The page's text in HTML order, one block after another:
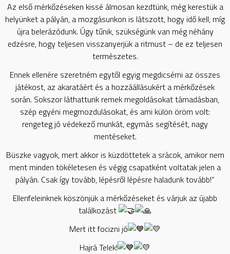
Az első mérkőzéseken kissé álmosan kezdtünk, még kerestük a
helyünket a pályán, a mozgásunkon is látszott, hogy idő kell, míg
újra belerázódunk. Úgy tűnik, szükségünk van még néhány
edzésre, hogy teljesen visszanyerjük a ritmust – de ez teljesen
természetes.
Ennek ellenére szeretném egytől egyig megdicsérni az összes
játékost, az akaratáért és a hozzáállásukért a mérkőzések
során. Sokszor láthattunk remek megoldásokat támadásban,
szép egyéni megmozdulásokat, és ami külön öröm volt:
rengeteg jó védekező munkát, egymás segítését, nagy
mentéseket.
Büszke vagyok, mert akkor is küzdöttetek a srácok, amikor nem
ment minden tökéletesen és végig csapatként voltatak jelen a
pályán. Csak így tovább, lépésről lépésre haladunk tovább!”
Ellenfeleinknek köszönjük a mérkőzéseket és várjuk az újabb
találkozást
Mert itt focizni jó
Hajrá Telek!